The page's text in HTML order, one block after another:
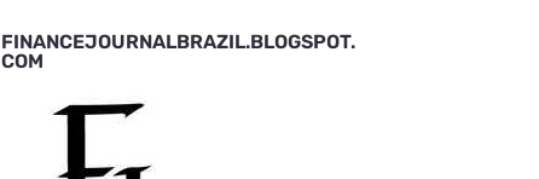
FINANCEJOURNALBRAZIL.BLOGSPOT.
COM